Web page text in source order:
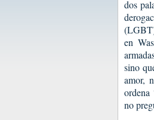
dos
en
sino
amor,
ordena
no